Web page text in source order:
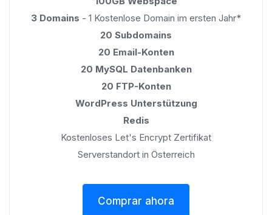
3 Domains - 1 Kostenlose Domain im ersten Jahr*
20 Subdomains
20 Email-Konten
20 MySQL Datenbanken
20 FTP-Konten
WordPress Unterstützung
Redis
Kostenloses Let's Encrypt Zertifikat
Serverstandort in Österreich
Comprar ahora